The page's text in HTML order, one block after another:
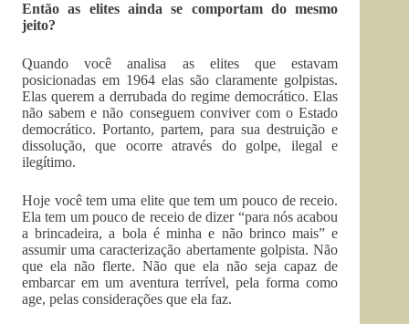
Então as elites ainda se comportam do mesmo
jeito?
Quando você analisa as elites que estavam
posicionadas em 1964 elas são claramente golpistas.
Elas querem a derrubada do regime democrático. Elas
não sabem e não conseguem conviver com o Estado
democrático. Portanto, partem, para sua destruição e
dissolução, que ocorre através do golpe, ilegal e
ilegítimo.
Hoje você tem uma elite que tem um pouco de receio.
Ela tem um pouco de receio de dizer “para nós acabou
a brincadeira, a bola é minha e não brinco mais” e
assumir uma caracterização abertamente golpista. Não
que ela não flerte. Não que ela não seja capaz de
embarcar em um aventura terrível, pela forma como
age, pelas considerações que ela faz.